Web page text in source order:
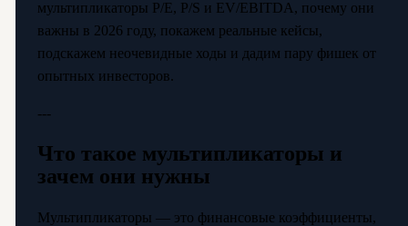
мультипликаторы P/E, P/S и EV/EBITDA, почему они
важны в 2026 году, покажем реальные кейсы,
подскажем неочевидные ходы и дадим пару фишек от
опытных инвесторов.
---
Что такое мультипликаторы и
зачем они нужны
Мультипликаторы — это финансовые коэффициенты,